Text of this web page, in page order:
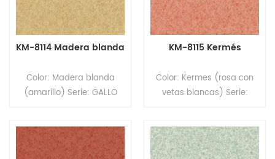
KM-8114 Madera blanda
Color: Madera blanda
(amarillo) Serie: GALLO
Formato: Rollos Tamaño:
2,0 mm (espesor) x 2,0 m
KM-8115 Kermés
Color: Kermes (rosa con
vetas blancas) Serie:
Formato: Rollos Tamaño:
2,0 mm (espesor) x 2,0 m